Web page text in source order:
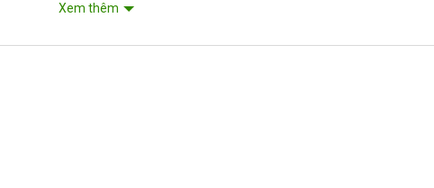
Xem thêm